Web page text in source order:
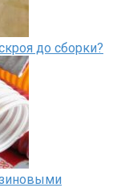
до сборки?